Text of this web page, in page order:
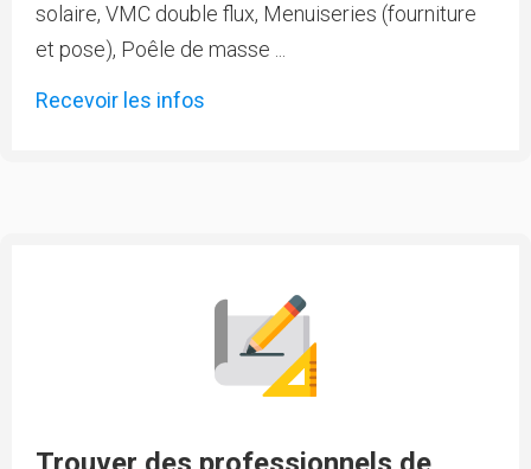
solaire, VMC double flux, Menuiseries (fourniture
et pose), Poêle de masse ...
Recevoir les infos